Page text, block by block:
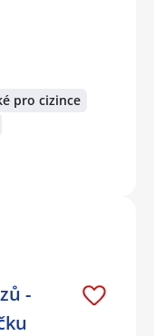
pro cizince
-